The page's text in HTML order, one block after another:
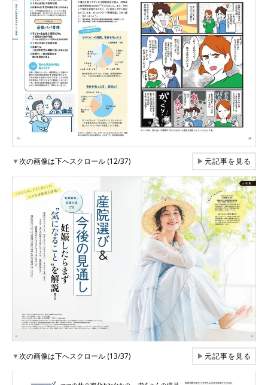
▼次の画像は下へスクロール (12/37) ▶元記事を見る
▼次の画像は下へスクロール (13/37) ▶元記事を見る